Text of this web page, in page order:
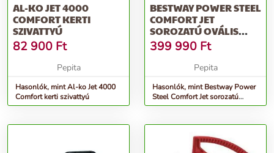
AL-KO JET 4000
COMFORT KERTI
SZIVATTYÚ
82 900 Ft
Pepita
Hasonlók, mint Al-ko Jet 4000
Comfort kerti szivattyú
BESTWAY POWER STEEL
COMFORT JET
SOROZATÚ OVÁLIS
MEDENCEKÉSZLET, 6...
399 990 Ft
Pepita
Hasonlók, mint Bestway Power
Steel Comfort Jet sorozatú
ovális medencekészlet, 6...